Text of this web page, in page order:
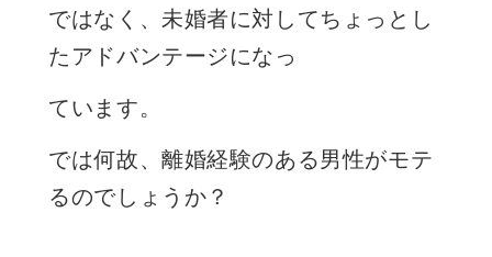
ではなく、未婚者に対してちょっとし
たアドバンテージになっ
ています。
では何故、離婚経験のある男性がモテ
るのでしょうか？